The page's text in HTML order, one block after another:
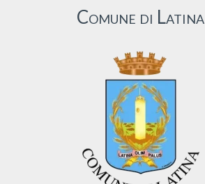
Comune di Latina